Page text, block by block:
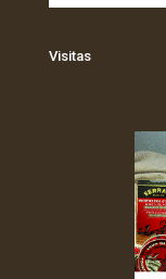
Visitas